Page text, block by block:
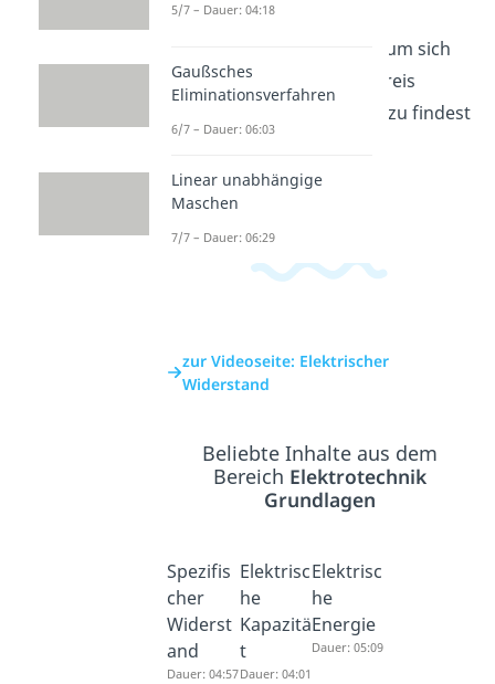
funktioniert als eine
Parallelschaltung und warum sich
dadurch Werte im Stromkreis
ändern. Weitere Videos dazu findest
Elektrotechnikbereich
zur Videoseite: Elektrischer
Widerstand
Beliebte Inhalte aus dem
Bereich Elektrotechnik
Grundlagen
Spezifis
cher
Widerst
and
Dauer: 04:57
Elektrisc
he
Kapazitä
t
Dauer: 04:01
Elektrisc
he
Energie
Dauer: 05:09
5/7 – Dauer: 04:18
Gaußsches
Eliminationsverfahren
6/7 – Dauer: 06:03
Linear unabhängige
Maschen
7/7 – Dauer: 06:29